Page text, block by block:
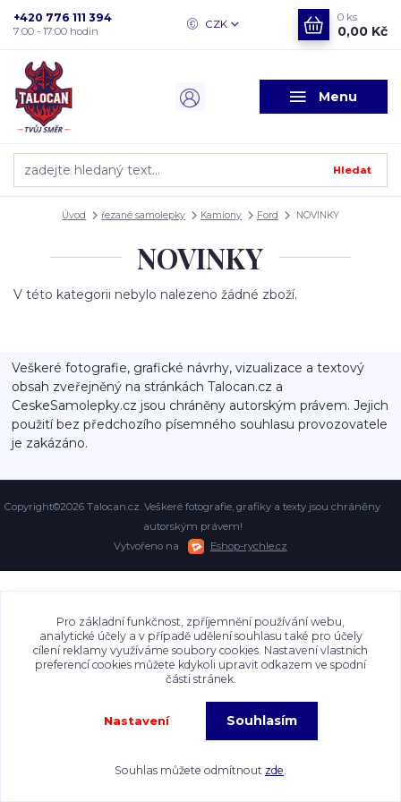
Menu
CZK
Hledat
+420 776 111 394
7:00 - 17:00 hodin
0 ks
0,00 Kč
Úvod řezané samolepky Kamiony Ford NOVINKY
NOVINKY
V této kategorii nebylo nalezeno žádné zboží.
Veškeré fotografie, grafické návrhy, vizualizace a textový
obsah zveřejněný na stránkách Talocan.cz a
CeskeSamolepky.cz jsou chráněny autorským právem. Jejich
použití bez předchozího písemného souhlasu provozovatele
je zakázáno.
Copyright©2026 Talocan.cz. Veškeré fotografie, grafiky a texty jsou chráněny
autorským právem!
Vytvořeno na
Eshop-rychle.cz
Pro základní funkčnost, zpříjemnění používání webu,
analytické účely a v případě udělení souhlasu také pro účely
cílení reklamy využíváme soubory cookies. Nastavení vlastních
preferencí cookies můžete kdykoli upravit odkazem ve spodní
části stránek.
Nastavení Souhlasím
Souhlas můžete odmítnout zde